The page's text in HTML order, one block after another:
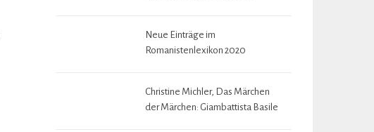
Neue Einträge im
Romanistenlexikon 2020
Christine Michler, Das Märchen
der Märchen: Giambattista Basile